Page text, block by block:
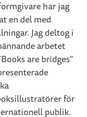
har jag
en del med
Jag deltog i
arbetet
are bridges”
för
publik.